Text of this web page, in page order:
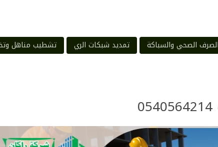
الصحي والسباكة تمديد شبكات الري تشطيب مناهل